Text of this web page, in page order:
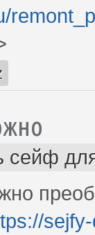
сейф